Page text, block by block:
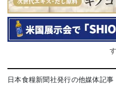
日本食糧新聞社発行の他媒体記事